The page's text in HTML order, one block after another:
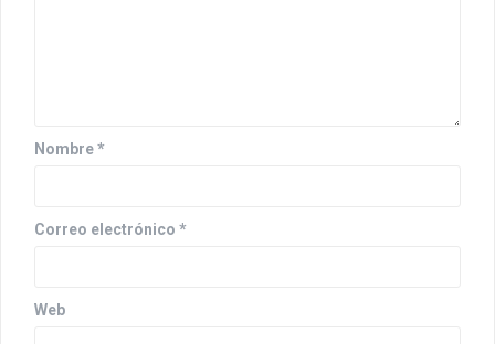
n
t
r
a
a
Nombre*
Correo electrónico *
Web